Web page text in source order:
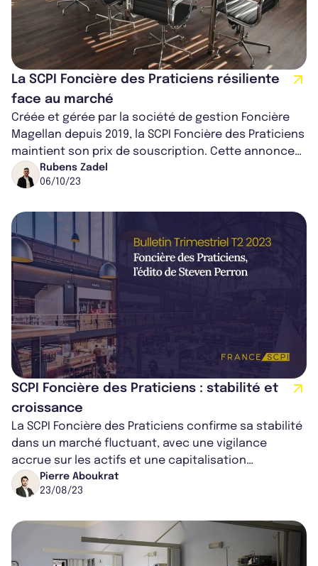
La SCPI Foncière des Praticiens résiliente
face au marché
Créée et gérée par la société de gestion Foncière
Magellan depuis 2019, la SCPI Foncière des Praticiens
maintient son prix de souscription. Cette annonce
démontre la résilience rem...
Rubens Zadel
06/10/23
SCPI Foncière des Praticiens : stabilité et
croissance
La SCPI Foncière des Praticiens confirme sa stabilité
dans un marché fluctuant, avec une vigilance
accrue sur les actifs et une capitalisation
atteignant 138,1 millions d'euros. Le...
Pierre Aboukrat
23/08/23